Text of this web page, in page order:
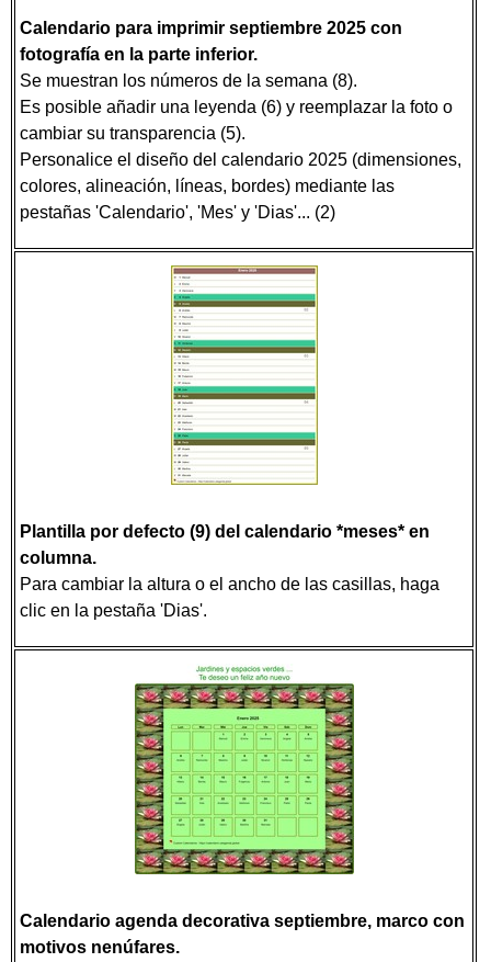
Calendario para imprimir septiembre 2025 con
fotografía en la parte inferior.
Se muestran los números de la semana (8).
Es posible añadir una leyenda (6) y reemplazar la foto o
cambiar su transparencia (5).
Personalice el diseño del calendario 2025 (dimensiones,
colores, alineación, líneas, bordes) mediante las
pestañas 'Calendario', 'Mes' y 'Dias'... (2)
Plantilla por defecto (9) del calendario *meses* en
columna.
Para cambiar la altura o el ancho de las casillas, haga
clic en la pestaña 'Dias'.
Calendario agenda decorativa septiembre, marco con
motivos nenúfares.